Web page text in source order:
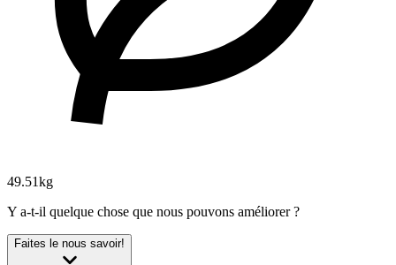
49.51kg
Y a-t-il quelque chose que nous pouvons améliorer ?
Faites le nous savoir!